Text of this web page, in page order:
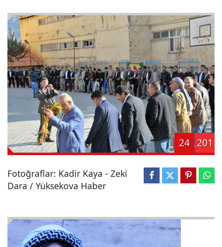
24 201
Fotoğraflar: Kadir Kaya - Zeki
Dara / Yüksekova Haber